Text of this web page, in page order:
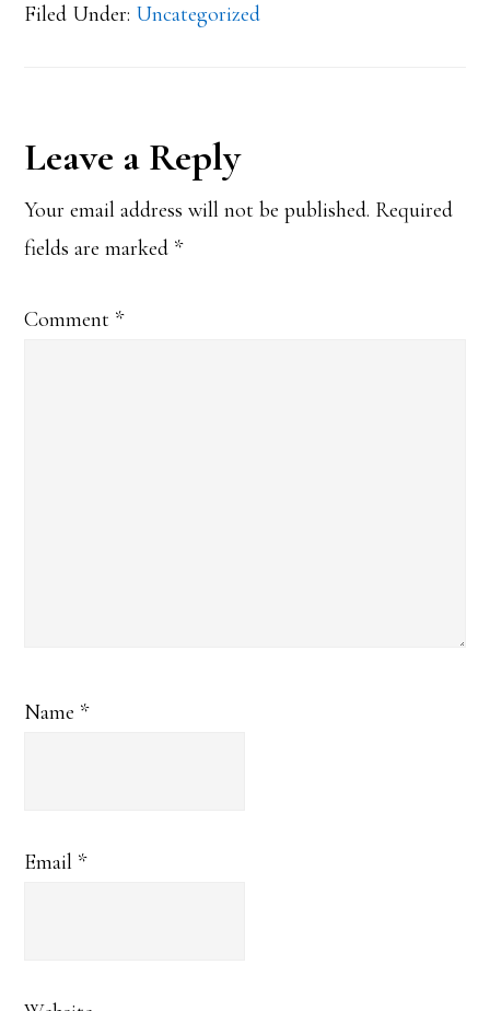
Filed Under: Uncategorized
Reader
Interactions
Leave a Reply
Your email address will not be published. Required
fields are marked *
Comment *
Name *
Email *